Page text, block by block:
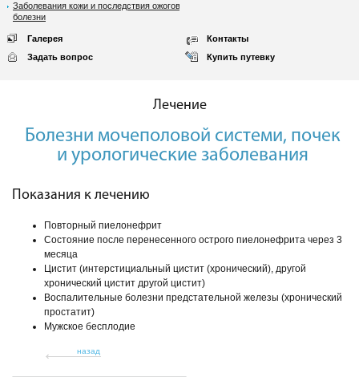
Заболевания кожи и последствия ожоговой
болезни
Галерея
Контакты
Задать вопрос
Купить путевку
Лечение
Болезни мочеполовой системи, почек
и урологические заболевания
Показания к лечению
Повторный пиелонефрит
Состояние после перенесенного острого пиелонефрита через 3
месяца
Цистит (интерстициальный цистит (хронический), другой
хронический цистит другой цистит)
Воспалительные болезни предстательной железы (хронический
простатит)
Мужское бесплодие
назад